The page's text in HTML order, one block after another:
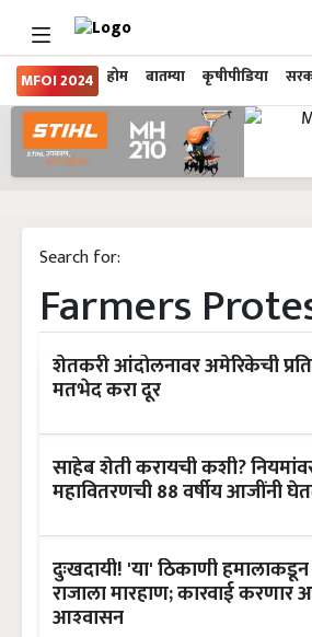
MFOI 2024 होम बातम्या कृषीपीडिया
Search for:
Farmers
शेतकरी आंदोलनावर अमेरिकेची
मतभेद करा दूर
साहेब शेती करायची कशी?
महावितरणची 88 वर्षीय आजींनी
दुःखदायी! 'या' ठिकाणी
राजाला मारहाण; कारवाई करणार
आश्‍वासन